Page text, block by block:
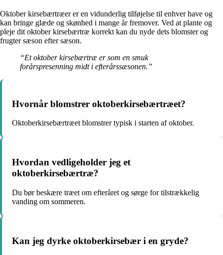
Oktober kirsebærtræer er en vidunderlig tilføjelse til enhver have og
kan bringe glæde og skønhed i mange år fremover. Ved at plante og
pleje dit oktober kirsebærtræ korrekt kan du nyde dets blomster og
frugter sæson efter sæson.
“Et oktober kirsebærtræ er som en smuk
forårspresenning midt i efterårssæsonen.”
Hvornår blomstrer oktoberkirsebærtræet?
Oktoberkirsebærtræet blomstrer typisk i starten af oktober.
Hvordan vedligeholder jeg et
oktoberkirsebærtræ?
Du bør beskære træet om efteråret og sørge for tilstrækkelig
vanding om sommeren.
Kan jeg dyrke oktoberkirsebær i en gryde?